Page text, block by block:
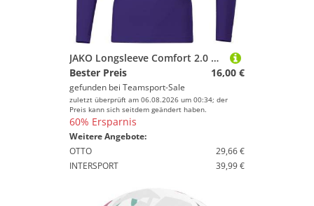
JAKO Longsleeve Comfort 2.0 M Lila
Bester Preis
16,00 €
gefunden bei Teamsport-Sale
zuletzt überprüft am 06.08.2026 um 00:34; der
Preis kann sich seitdem geändert haben.
60% Ersparnis
Weitere Angebote:
OTTO
29,66 €
INTERSPORT
39,99 €